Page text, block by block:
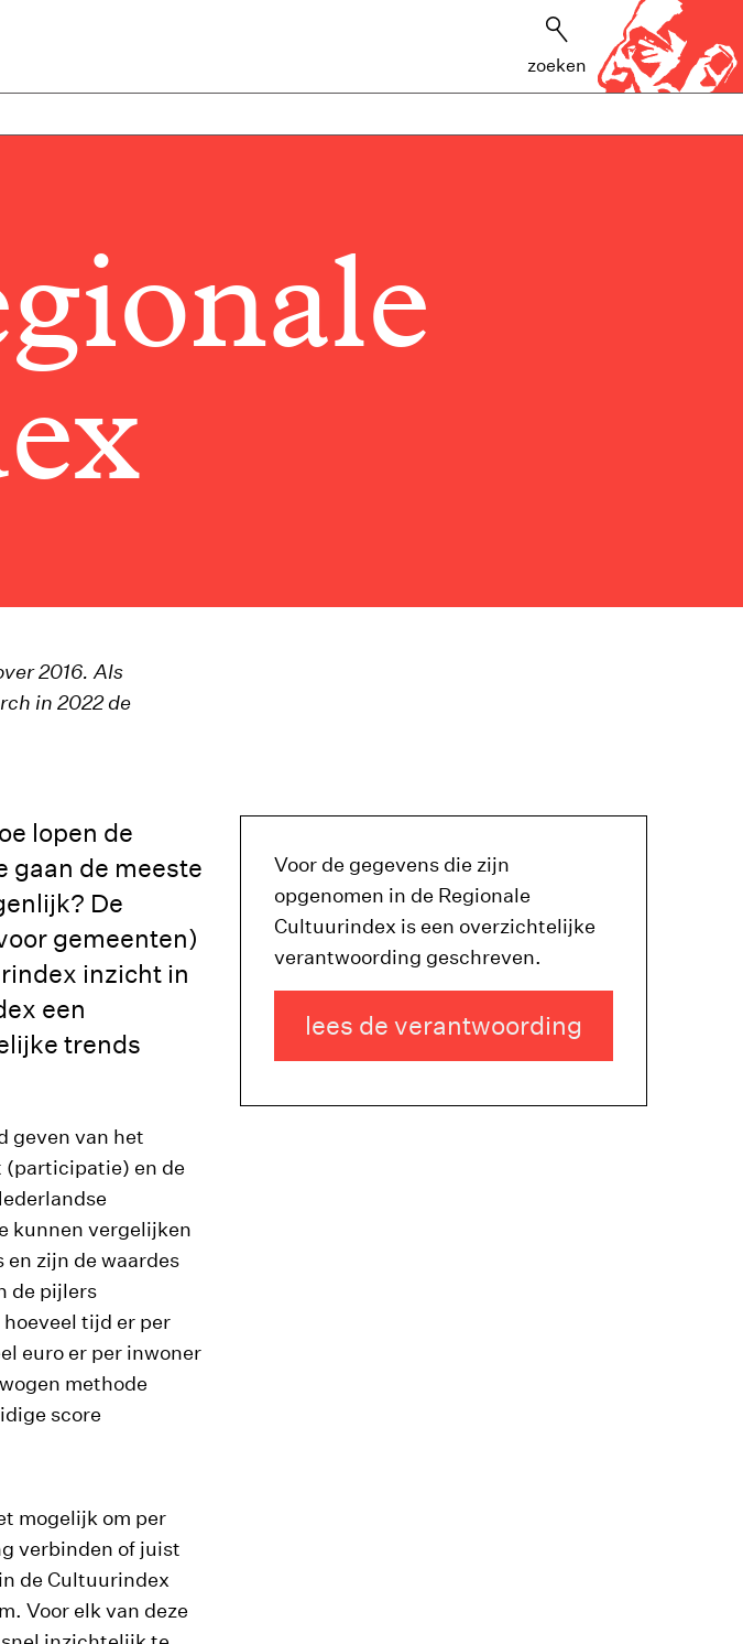
zoeken
2016. Als
in 2022 de
lopen de
gaan de meeste
De
gemeenten)
inzicht in
een
trends
geven van het
en de
kunnen vergelijken
zijn de waardes
de pijlers
tijd er per
euro er per inwoner
methode
score
mogelijk om per
verbinden of juist
de Cultuurindex
Voor elk van deze
Voor de gegevens die zijn
opgenomen in de Regionale
Cultuurindex is een overzichtelijke
verantwoording geschreven.
lees de verantwoording